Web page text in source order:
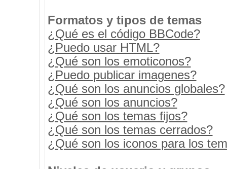
Formatos y tipos de temas
¿Qué es el código BBCode?
¿Puedo usar HTML?
¿Qué son los emoticonos?
¿Puedo publicar imagenes?
¿Qué son los anuncios globales?
¿Qué son los anuncios?
¿Qué son los temas fijos?
¿Qué son los temas cerrados?
¿Qué son los iconos para los